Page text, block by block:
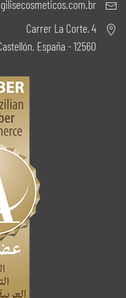
Carrer La Corte, 4
12560 - Benicasim - Castellón. España